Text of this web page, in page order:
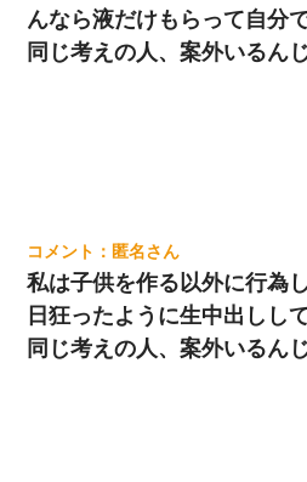
んなら液だけもらって自分
同じ考えの人、案外いるん
匿名
私は子供を作る以外に行為
日狂ったように生中出しし
同じ考えの人、案外いるん